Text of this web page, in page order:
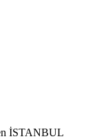
İSTANBUL